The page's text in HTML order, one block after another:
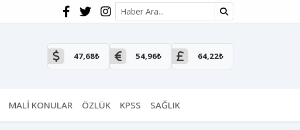
Site içi arama
47,68₺ 54,96₺ 64,22₺
MALİ KONULAR ÖZLÜK KPSS SAĞLIK